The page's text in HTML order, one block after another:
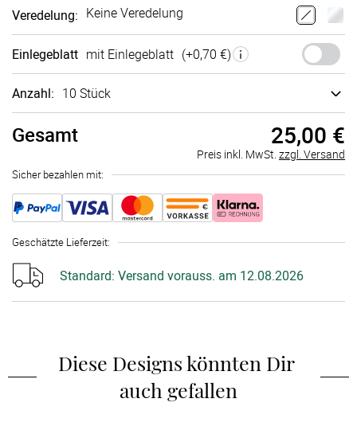
Veredelung: Keine Veredelung
Einlegeblatt mit Einlegeblatt (+0,70 €)
Anzahl: 10 Stück
Gesamt 25,00 €
Preis inkl. MwSt. zzgl. Versand
Sicher bezahlen mit:
Geschätzte Lieferzeit:
Standard: Versand vorauss. am 12.08.2026
Diese Designs könnten Dir
auch gefallen